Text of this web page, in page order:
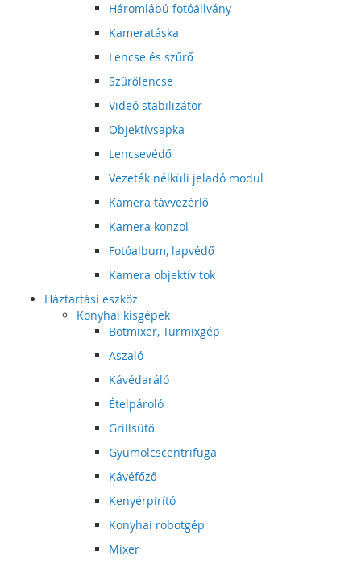
Háromlábú fotóállvány
Kameratáska
Lencse és szűrő
Szűrőlencse
Videó stabilizátor
Objektívsapka
Lencsevédő
Vezeték nélküli jeladó modul
Kamera távvezérlő
Kamera konzol
Fotóalbum, lapvédő
Kamera objektív tok
Háztartási eszköz
Konyhai kisgépek
Botmixer, Turmixgép
Aszaló
Kávédaráló
Ételpároló
Grillsütő
Gyümölcscentrifuga
Kávéfőző
Kenyérpirító
Konyhai robotgép
Mixer